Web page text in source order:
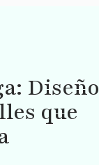
Diseño
que